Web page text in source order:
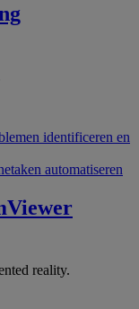
identificeren en
automatiseren
reality.